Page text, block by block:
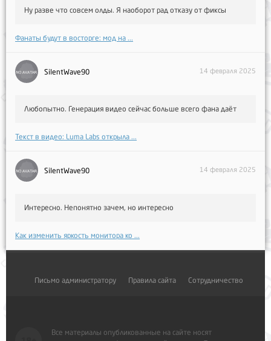
Ну разве что совсем олды. Я наоборот рад отказу от фиксы
Фанаты будут в восторге: мод на ...
SilentWave90 14 февраля 2025
Любопытно. Генерация видео сейчас больше всего фана даёт
Текст в видео: Luma Labs открыла ...
SilentWave90 14 февраля 2025
Интересно. Непонятно зачем, но интересно
Как изменить яркость монитора ко ...
Письмо администратору Правила сайта Сотрудничество
Все материалы опубликованные на сайте носят